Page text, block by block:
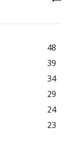
48
39
34
29
24
23